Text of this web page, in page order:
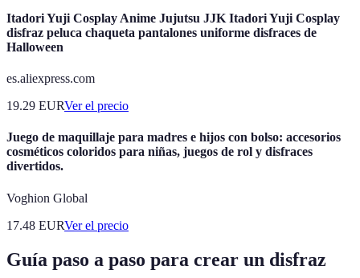
Itadori Yuji Cosplay Anime Jujutsu JJK Itadori Yuji Cosplay
disfraz peluca chaqueta pantalones uniforme disfraces de
Halloween
es.aliexpress.com
19.29 EURVer el precio
Juego de maquillaje para madres e hijos con bolso: accesorios
cosméticos coloridos para niñas, juegos de rol y disfraces
divertidos.
Voghion Global
17.48 EURVer el precio
Guía paso a paso para crear un disfraz